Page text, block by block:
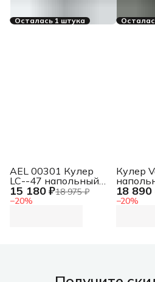
Осталась 1 штука
15 180 ₽18 975 ₽
−20%
AEL 00301 Кулер
LC--47 напольный
компрессорный
белый/серебристый
18 890
−20%
Кулер
черный